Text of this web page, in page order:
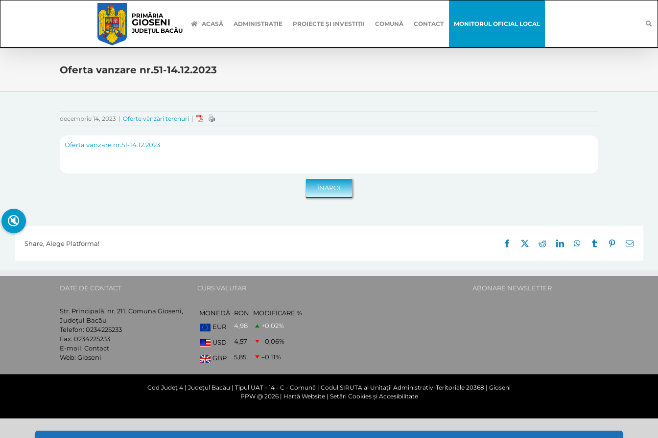
PRIMĂRIA
GIOSENI
JUDEȚUL BACĂU
ACASĂ ADMINISTRAȚIE PROIECTE ȘI INVESTIȚII COMUNĂ CONTACT MONITORUL OFICIAL LOCAL
Oferta vanzare nr.51-14.12.2023
decembrie 14, 2023 | Oferte vânzări terenuri |
Oferta vanzare nr.51-14.12.2023
Share, Alege Platforma! Facebook RedditLinkedInWhatsApp
Tumblr Pinterest
E-
DATE DE CONTACT
Str. Principală, nr. 211, Comuna Gioseni,
Județul Bacău
Telefon: 0234225233
Fax: 0234225233
E-mail: Contact
Web: Gioseni
CURS VALUTAR
MONEDĂ RON
MODIFICARE %
EUR
4,98 +0,02%
USD 4,57 –0,06%
GBP 5,85 –0,11%
ABONARE NEWSLETTER
Cod Județ 4 | Județul Bacău | Tipul UAT - 14 - C - Comună | Codul SIRUTA al Unitații Administrativ-Teritoriale 20368 | Gioseni
PPW @ 2026 | Hartă Website| Setări Cookies și Accesibilitate
🔇